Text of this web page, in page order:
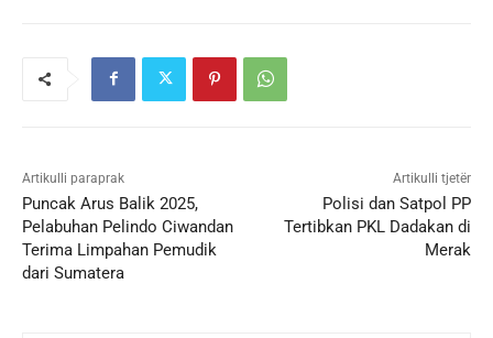
Artikulli paraprak
Puncak Arus Balik 2025,
Pelabuhan Pelindo Ciwandan
Terima Limpahan Pemudik
dari Sumatera
Artikulli tjetër
Polisi dan Satpol PP
Tertibkan PKL Dadakan di
Merak